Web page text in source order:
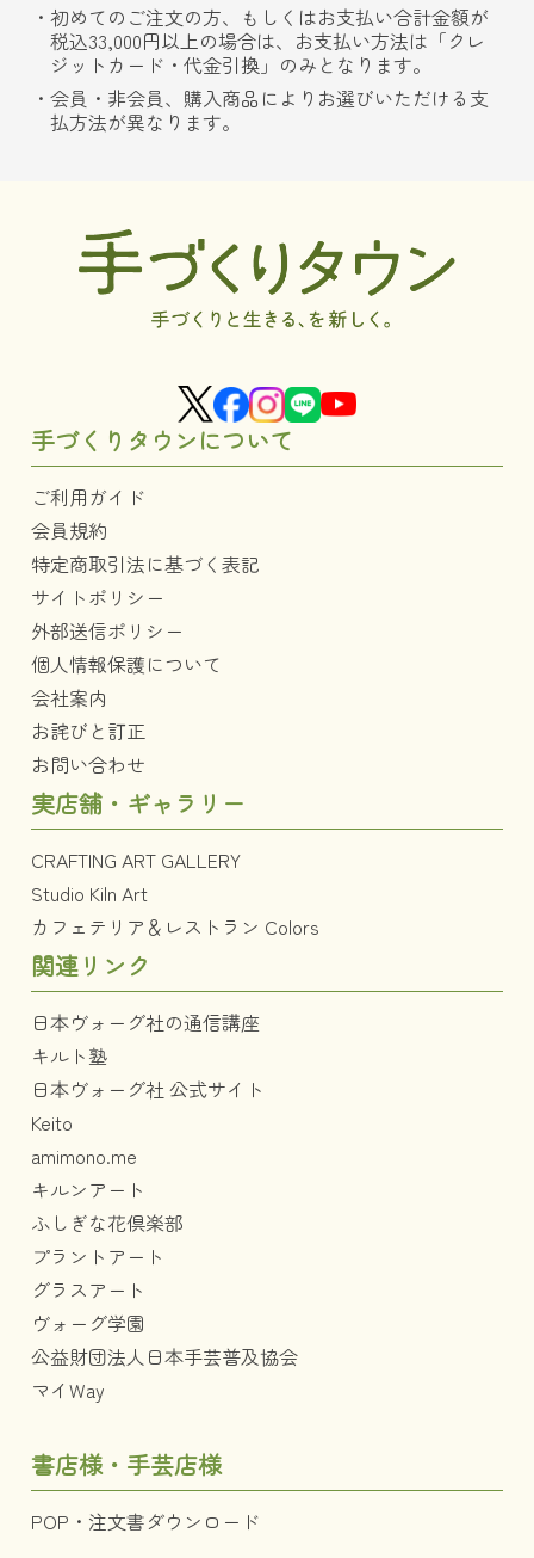
初めてのご注文の方、もしくはお支払い合計金額が
税込33,000円以上の場合は、お支払い方法は「クレ
ジットカード・代金引換」のみとなります。
会員・非会員、購入商品によりお選びいただける支
払方法が異なります。
手づくりタウンについて
ご利用ガイド
会員規約
特定商取引法に基づく表記
サイトポリシー
外部送信ポリシー
個人情報保護について
会社案内
お詫びと訂正
お問い合わせ
実店舗・ギャラリー
CRAFTING ART GALLERY
Studio Kiln Art
カフェテリア＆レストラン Colors
関連リンク
日本ヴォーグ社の通信講座
キルト塾
日本ヴォーグ社 公式サイト
Keito
amimono.me
キルンアート
ふしぎな花倶楽部
プラントアート
グラスアート
ヴォーグ学園
公益財団法人日本手芸普及協会
マイWay
書店様・手芸店様
POP・注文書ダウンロード